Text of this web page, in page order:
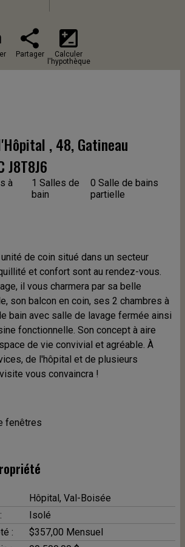
share
Partager
iso
Calculer
l'hypothèque
, 48, Gatineau
J8T8J6
à
1 Salles de
bain
0 Salle de bains
partielle
de coin situé dans un secteur
et confort sont au rendez-vous.
il vous charmera par sa belle
son balcon en coin, ses 2 chambres à
bain avec salle de lavage fermée ainsi
fonctionnelle. Son concept à aire
de vie convivial et agréable. À
de l'hôpital et de plusieurs
vous convaincra !
fenêtres
Hôpital, Val-Boisée
Isolé
:
$357,00 Mensuel